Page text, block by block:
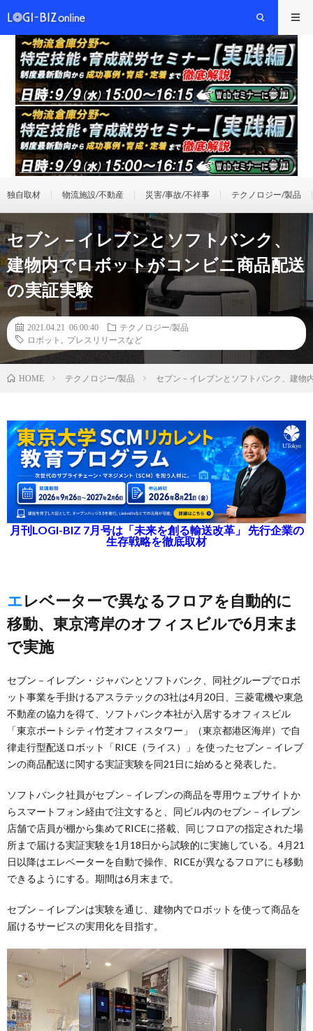
独自取材 物流施設/不動産 災害/事故/不祥事 テクノロジー/製品
セブン－イレブンとソフトバンク、
建物内でロボットがコンビニ商品配送
の実証実験
2021.04.21 06:00:40
テクノロジー/製品
ロボット
プレスリリースなど
HOME テクノロジー/製品 セブン－イレブンとソフトバンク、建物
月刊LOGI-BIZ 7月号は「未来を創る輸送改革」 先行企業の
生存戦略を徹底取材
エレベーターで異なるフロアを自動的に
移動、東京湾岸のオフィスビルで6月末ま
で実施
セブン－イレブン・ジャパンとソフトバンク、同社グループでロボ
ット事業を手掛けるアスラテックの3社は4月20日、三菱電機や東急
不動産の協力を得て、ソフトバンク本社が入居するオフィスビル
「東京ポートシティ竹芝オフィスタワー」（東京都港区海岸）で自
律走行型配送ロボット「RICE（ライス）」を使ったセブン－イレブ
ンの商品配送に関する実証実験を同21日に始めると発表した。
ソフトバンク社員がセブン－イレブンの商品を専用ウェブサイトか
らスマートフォン経由で注文すると、同ビル内のセブン－イレブン
店舗で店員が棚から集めてRICEに搭載、同じフロアの指定された場
所まで届ける実証実験を1月18日から試験的に実施している。4月21
日以降はエレベーターを自動で操作、RICEが異なるフロアにも移動
できるようにする。期間は6月末まで。
セブン－イレブンは実験を通じ、建物内でロボットを使って商品を
届けるサービスの実用化を目指す。